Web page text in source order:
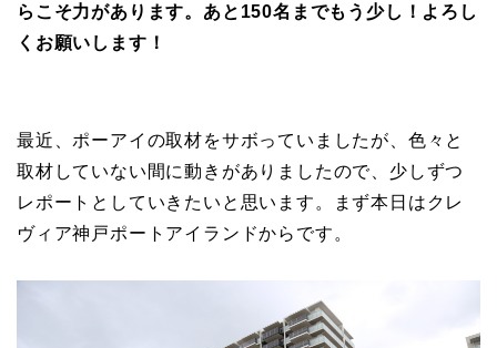
らこそ力があります。あと150名までもう少し！よろし
くお願いします！
最近、ポーアイの取材をサボっていましたが、色々と
取材していない間に動きがありましたので、少しずつ
レポートとしていきたいと思います。まず本日はクレ
ヴィア神戸ポートアイランドからです。